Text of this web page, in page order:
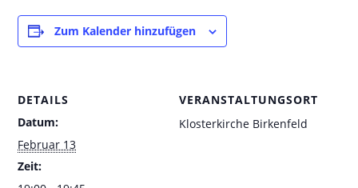
Zum Kalender hinzufügen
DETAILS
Datum:
Februar 13
Zeit:
VERANSTALTUNGSORT
Klosterkirche Birkenfeld